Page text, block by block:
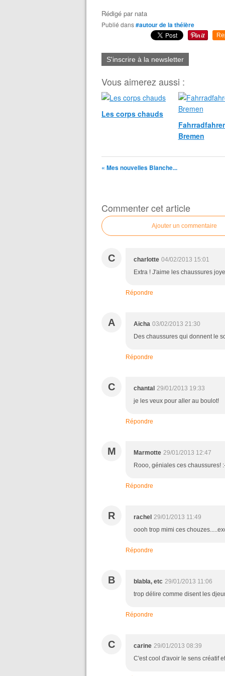
Rédigé par nata
Publié dans#autour de la théière
S'inscrire à la newsletter
Vous aimerez aussi :
Les corps chauds
Bremen
« Mes nouvelles Blanche...
Commenter cet article
Ajouter un commentaire
C charlotte 04/02/2013 15:01
Extra ! J'aime les chaussures
Répondre
A Aïcha 03/02/2013 21:30
Des chaussures qui donnent le
Répondre
C chantal 29/01/2013 19:33
je les veux pour aller au boulot!
Répondre
M Marmotte 29/01/2013 12:47
Rooo, géniales ces chaussures!
Répondre
R rachel 29/01/2013 11:49
oooh trop mimi ces
Répondre
B blabla, etc 29/01/2013 11:06
trop délire comme disent les
Répondre
C carine 29/01/2013 08:39
C'est cool d'avoir le sens créatif